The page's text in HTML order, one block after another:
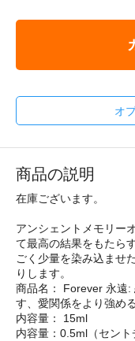
オ
商品の説明
在庫ございます。
アンシェントメモリー
て最高の結果をもたら
ごく少量を染み込ませ
りします。
商品名： Forever 永遠:
す、愛関係をより強める
内容量： 15ml
内容量：0.5ml（セント